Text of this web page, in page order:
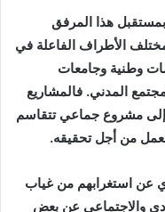
هذا المرفق
الأطراف الفاعلة في
وطنية وجامعات
المدني. فالمشاريع
إلى مشروع جماعي تتقاسم
من أجل تحقيقه.
عن استغرابهم من غياب
والاجتماعي عن بعض